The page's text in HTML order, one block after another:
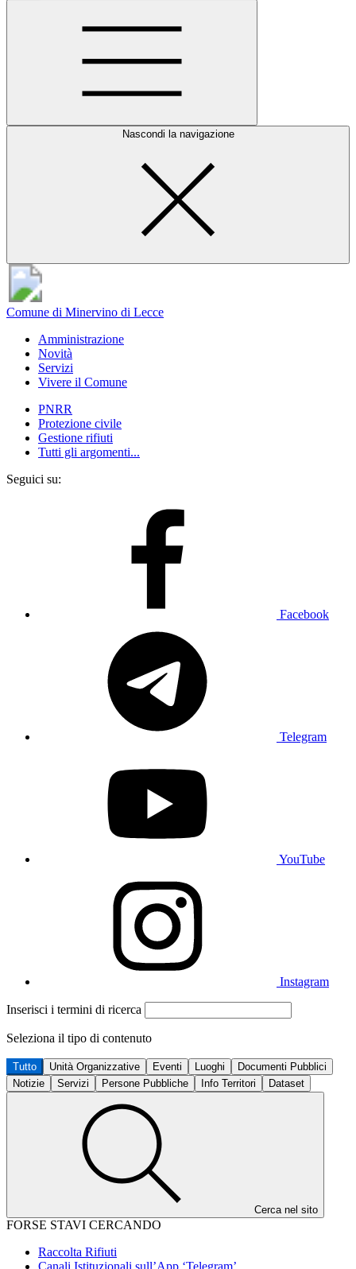
Nascondi la navigazione
Comune di Minervino di Lecce
Amministrazione
Novità
Servizi
Vivere il Comune
PNRR
Protezione civile
Gestione rifiuti
Tutti gli argomenti...
Seguici su:
Facebook
Telegram
YouTube
Instagram
Inserisci i termini di ricerca
Seleziona il tipo di contenuto
Tutto Unità Organizzative Eventi Luoghi
Documenti Pubblici
Notizie
Servizi Persone Pubbliche Info Territori Dataset
Cerca nel sito
FORSE STAVI CERCANDO
Raccolta Rifiuti
Canali Istituzionali sull’App ‘Telegram’